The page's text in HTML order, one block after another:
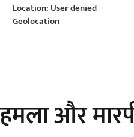
Location: User denied
Geolocation
और